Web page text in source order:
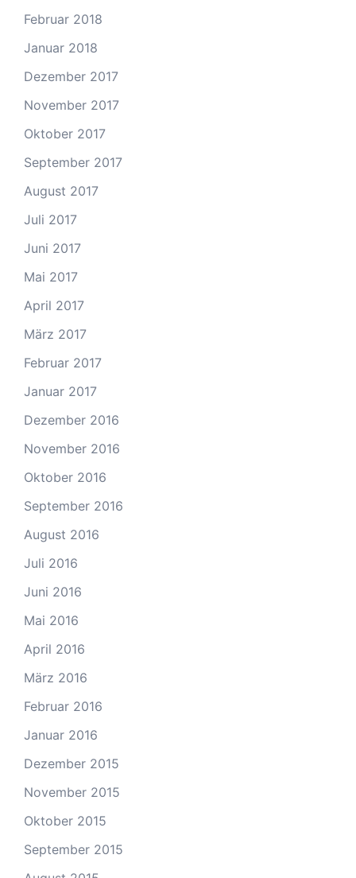
Februar 2018
Januar 2018
Dezember 2017
November 2017
Oktober 2017
September 2017
August 2017
Juli 2017
Juni 2017
Mai 2017
April 2017
März 2017
Februar 2017
Januar 2017
Dezember 2016
November 2016
Oktober 2016
September 2016
August 2016
Juli 2016
Juni 2016
Mai 2016
April 2016
März 2016
Februar 2016
Januar 2016
Dezember 2015
November 2015
Oktober 2015
September 2015